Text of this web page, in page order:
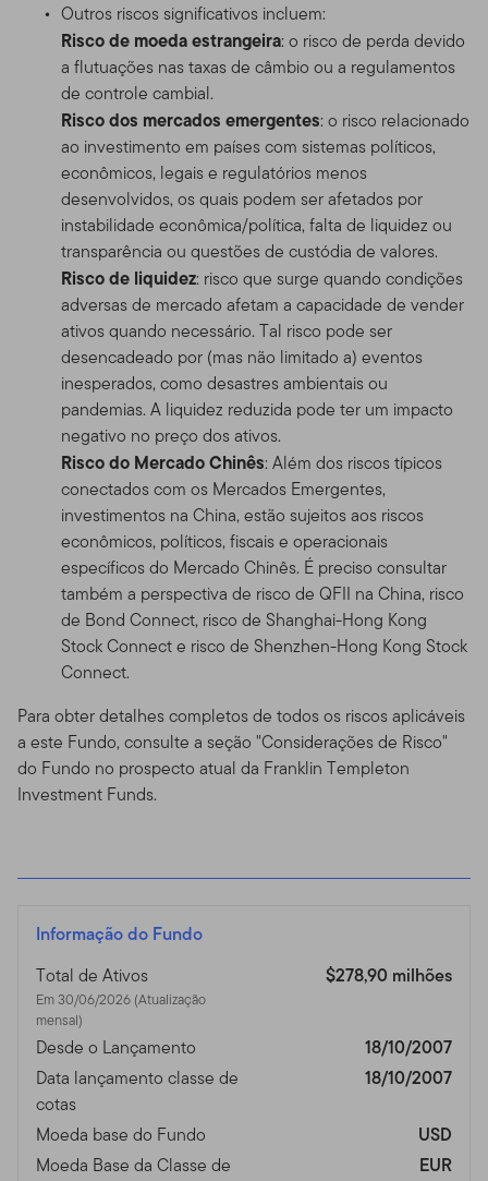
Outros riscos significativos incluem:
Risco de moeda estrangeira: o risco de perda devido
a flutuações nas taxas de câmbio ou a regulamentos
de controle cambial.
Risco dos mercados emergentes: o risco relacionado
ao investimento em países com sistemas políticos,
econômicos, legais e regulatórios menos
desenvolvidos, os quais podem ser afetados por
instabilidade econômica/política, falta de liquidez ou
transparência ou questões de custódia de valores.
Risco de liquidez: risco que surge quando condições
adversas de mercado afetam a capacidade de vender
ativos quando necessário. Tal risco pode ser
desencadeado por (mas não limitado a) eventos
inesperados, como desastres ambientais ou
pandemias. A liquidez reduzida pode ter um impacto
negativo no preço dos ativos.
Risco do Mercado Chinês: Além dos riscos típicos
conectados com os Mercados Emergentes,
investimentos na China, estão sujeitos aos riscos
econômicos, políticos, fiscais e operacionais
específicos do Mercado Chinês. É preciso consultar
também a perspectiva de risco de QFII na China, risco
de Bond Connect, risco de Shanghai-Hong Kong
Stock Connect e risco de Shenzhen-Hong Kong Stock
Connect.
Para obter detalhes completos de todos os riscos aplicáveis
a este Fundo, consulte a seção "Considerações de Risco"
do Fundo no prospecto atual da Franklin Templeton
Investment Funds.
Informação do Fundo
Total de Ativos
Em 30/06/2026 (Atualização
mensal)
$278,90 milhões
Desde o Lançamento
18/10/2007
Data lançamento classe de
cotas
18/10/2007
Moeda base do Fundo
USD
Moeda Base da Classe de
EUR